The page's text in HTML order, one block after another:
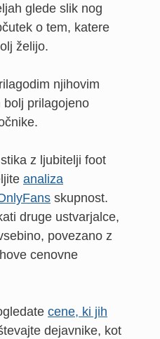
glede slik nog
o tem, katere
želijo.
njihovim
bolj prilagojeno
z ljubitelji foot
analiza
skupnost.
druge ustvarjalce,
povezano z
cenovne
cene, ki jih
dejavnike, kot